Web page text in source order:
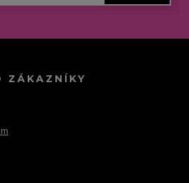
ZÁKAZNÍKY